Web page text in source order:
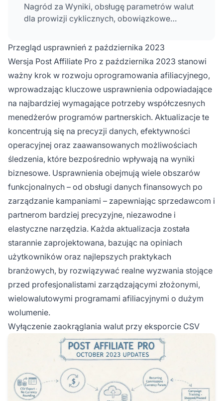
Nagród za Wyniki, obsługę parametrów walut
dla prowizji cyklicznych, obowiązkowe
importy CSV obsługiwane po stronie serwera,
obsługę znaków wieloznacznych w
Menedżerze Subskrypcji oraz ulepszone
śledzenie zatrzymanych lub wstrzymanych
kampanii.
Przegląd usprawnień z października 2023
Wersja Post Affiliate Pro z października 2023 stanowi
ważny krok w rozwoju oprogramowania afiliacyjnego,
wprowadzając kluczowe usprawnienia odpowiadające
na najbardziej wymagające potrzeby współczesnych
menedżerów programów partnerskich. Aktualizacje te
koncentrują się na precyzji danych, efektywności
operacyjnej oraz zaawansowanych możliwościach
śledzenia, które bezpośrednio wpływają na wyniki
biznesowe. Usprawnienia obejmują wiele obszarów
funkcjonalnych – od obsługi danych finansowych po
zarządzanie kampaniami – zapewniając sprzedawcom i
partnerom bardziej precyzyjne, niezawodne i
elastyczne narzędzia. Każda aktualizacja została
starannie zaprojektowana, bazując na opiniach
użytkowników oraz najlepszych praktykach
branżowych, by rozwiązywać realne wyzwania stojące
przed profesjonalistami zarządzającymi złożonymi,
wielowalutowymi programami afiliacyjnymi o dużym
wolumenie.
Wyłączenie zaokrąglania walut przy eksporcie CSV